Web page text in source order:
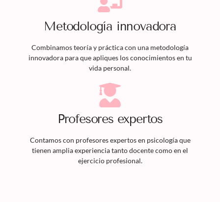
Metodología innovadora
Combinamos teoría y práctica con una metodología
innovadora para que apliques los conocimientos en tu
vida personal.
Profesores expertos
Contamos con profesores expertos en psicología que
tienen amplia experiencia tanto docente como en el
ejercicio profesional.